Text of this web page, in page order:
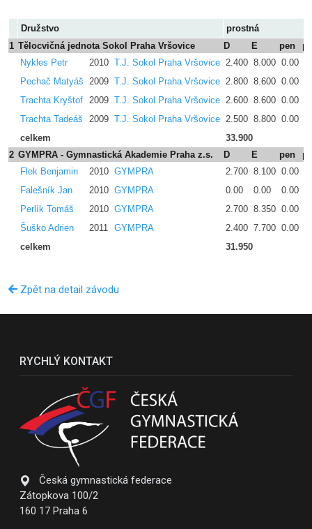
Družstvo
prostná
1 Tělocvičná jednota Sokol Praha Vršovice D E pen
Nykles Petr
2010 T.J. Sokol Praha Vršovice 2.400 8.000 0.00
Pechač Matyáš 2009 T.J. Sokol Praha Vršovice 2.800 8.600 0.00
Trachta Kryštof 2009 T.J. Sokol Praha Vršovice 2.600 8.600 0.00
Trachta Tadeáš
2009 T.J. Sokol Praha Vršovice 2.500 8.800 0.00
celkem
33.900
2 GYMPRA - Gymnastická Akademie Praha z.s. D E pen
Flek Benjamin
2010 GYMPRA 2.700 8.100 0.00
Falešník Jan
2010 GYMPRA 0.00 0.00 0.00
Perlík Tomáš
2010 GYMPRA 2.700 8.350 0.00
Šuško Adrien
2011 GYMPRA 2.400 7.700 0.00
celkem
31.950
Zpět na detail závodu
RYCHLÝ KONTAKT
Česká gymnastická federace
Zátopkova 100/2
160 17 Praha 6